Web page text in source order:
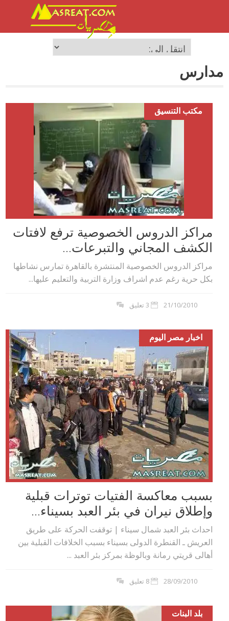
مدارس
مكتب التنسيق
مراكز الدروس الخصوصية ترفع لافتات
الكشف المجاني والتبرعات...
مراكز الدروس الخصوصية المنتشرة بالقاهرة تمارس نشاطها
بكل حرية رغم عدم اشراف وزارة التربية والتعليم عليها...
21/10/2010 3 تعليق
اخبار مصر اليوم
بسبب معاكسة الفتيات توترات قبلية
وإطلاق نيران في بئر العبد بسيناء...
احداث بئر العبد شمال سيناء | توقفت الحركة على طريق
العريش ـ القنطرة الدولى بسيناء بسبب الخلافات القبلية بين
أهالى قريتي رمانة وبالوظة بمركز بئر العبد ...
28/09/2010 8 تعليق
بلد البنات